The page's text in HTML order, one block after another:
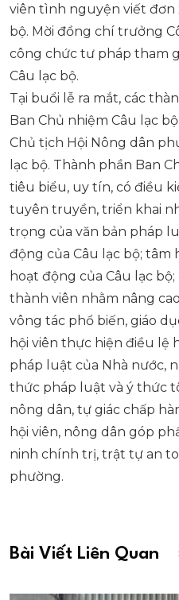
viên tình nguyện viết đơn
bộ. Mời đồng chí trưởng
công chức tư pháp tham
Câu lạc bộ.
Tại buổi lễ ra mắt, các
Ban Chủ nhiệm Câu lạc
Chủ tịch Hội Nông dân
lạc bộ. Thành phần Ban
tiêu biểu, uy tín, có điều
tuyên truyền, triển khai
trọng của văn bản pháp
động của Câu lạc bộ; tâm
hoạt động của Câu lạc
thành viên nhằm nâng
vông tác phổ biến, giáo
hội viên thực hiện điều lệ
pháp luật của Nhà nước,
thức pháp luật và ý thức
nông dân, tự giác chấp
hội viên, nông dân góp
ninh chính trị, trật tự an
phường.
Bài Viết Liên Quan